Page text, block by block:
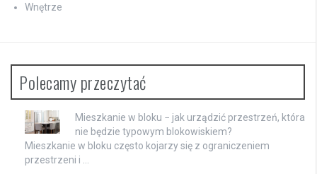
Wnętrze
Polecamy przeczytać
Mieszkanie w bloku − jak urządzić przestrzeń, która
nie będzie typowym blokowiskiem?
Mieszkanie w bloku często kojarzy się z ograniczeniem
przestrzeni i …